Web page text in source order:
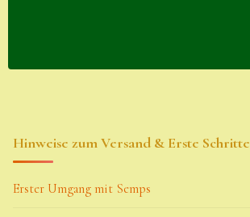
Hinweise zum Versand & Erste Schritte
Erster Umgang mit Semps